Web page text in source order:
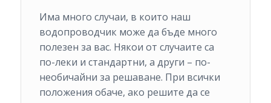
Има много случаи, в които наш
водопроводчик може да бъде много
полезен за вас. Някои от случаите са
по-леки и стандартни, а други – по-
необичайни за решаване. При всички
положения обаче, ако решите да се